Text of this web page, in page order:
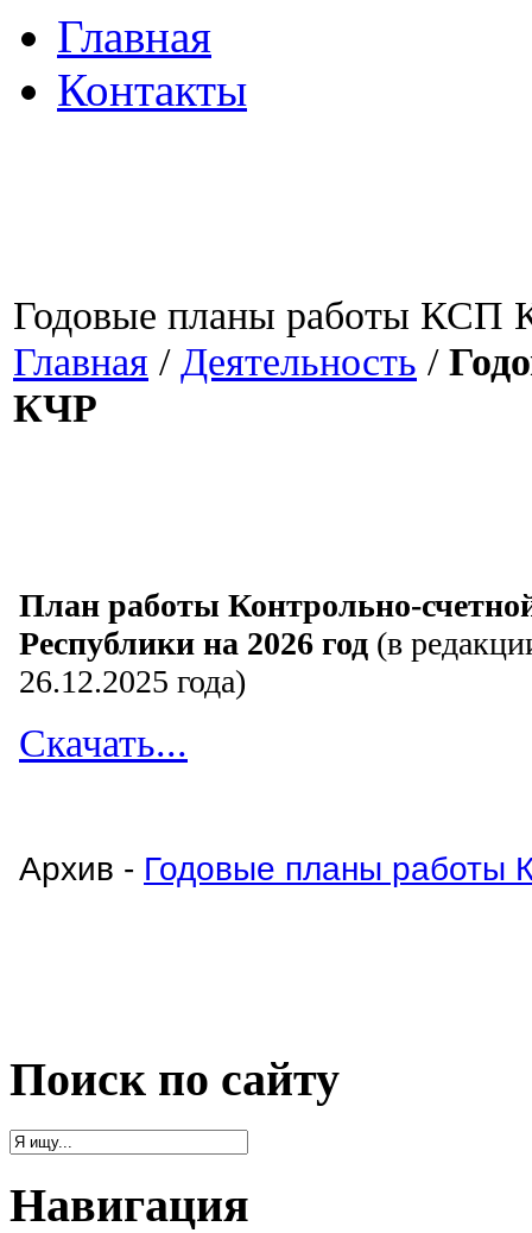
Главная
Контакты
Годовые планы работы КСП
Главная / Деятельность /
КЧР
План работы Контрольно-
Республики на 2026 год (в
26.12.2025 года)
Скачать...
Архив - Годовые планы работы
Поиск по сайту
Навигация